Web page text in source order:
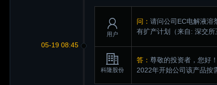
05-19 08:45
用户
问： 请问公司EC电解液溶
有扩产计划
（来自: 深交
科隆股份
答： 尊敬的投资者，您好
2022年开始公司该产品按